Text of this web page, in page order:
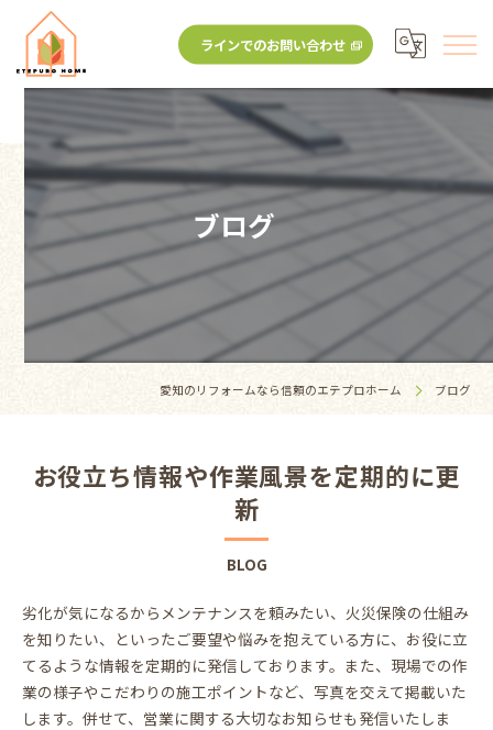
ラインでのお問い合わせ
ブログ
愛知のリフォームなら信頼のエテプロホーム ブログ
お役立ち情報や作業風景を定期的に更
新
BLOG
劣化が気になるからメンテナンスを頼みたい、火災保険の仕組み
を知りたい、といったご要望や悩みを抱えている方に、お役に立
てるような情報を定期的に発信しております。また、現場での作
業の様子やこだわりの施工ポイントなど、写真を交えて掲載いた
します。併せて、営業に関する大切なお知らせも発信いたしま